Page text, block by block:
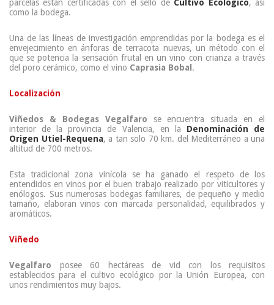
parcelas están certificadas con el sello de Cultivo Ecológico, así
como la bodega.
Una de las líneas de investigación emprendidas por la bodega es el
envejecimiento en ánforas de terracota nuevas, un método con el
que se potencia la sensación frutal en un vino con crianza a través
del poro cerámico, como el vino Caprasia Bobal .
Localización
Viñedos & Bodegas Vegalfaro se encuentra situada en el
interior de la provincia de Valencia, en la Denominación de
Origen Utiel-Requena, a tan solo 70 km. del Mediterráneo a una
altitud de 700 metros.
Esta tradicional zona vinícola se ha ganado el respeto de los
entendidos en vinos por el buen trabajo realizado por viticultores y
enólogos. Sus numerosas bodegas familiares, de pequeño y medio
tamaño, elaboran vinos con marcada personalidad, equilibrados y
aromáticos.
Viñedo
Vegalfaro posee 60 hectáreas de vid con los requisitos
establecidos para el cultivo ecológico por la Unión Europea, con
unos rendimientos muy bajos.